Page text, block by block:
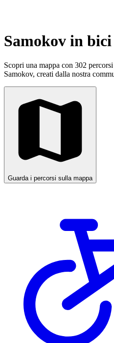
Samokov in bici
Scopri una mappa con 302
Samokov, creati dalla nostra
Guarda i percorsi sulla mappa